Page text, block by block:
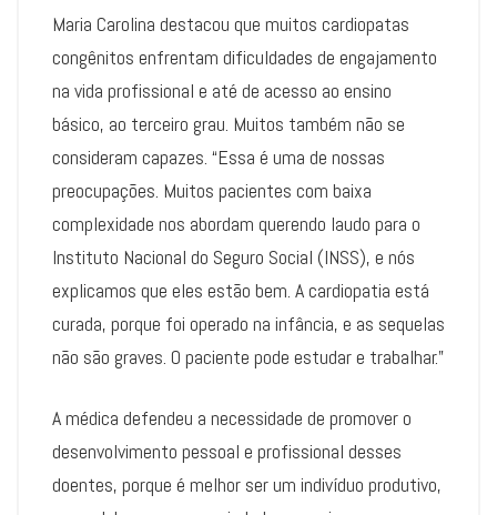
Maria Carolina destacou que muitos cardiopatas
congênitos enfrentam dificuldades de engajamento
na vida profissional e até de acesso ao ensino
básico, ao terceiro grau. Muitos também não se
consideram capazes. “Essa é uma de nossas
preocupações. Muitos pacientes com baixa
complexidade nos abordam querendo laudo para o
Instituto Nacional do Seguro Social (INSS), e nós
explicamos que eles estão bem. A cardiopatia está
curada, porque foi operado na infância, e as sequelas
não são graves. O paciente pode estudar e trabalhar.”
A médica defendeu a necessidade de promover o
desenvolvimento pessoal e profissional desses
doentes, porque é melhor ser um indivíduo produtivo,